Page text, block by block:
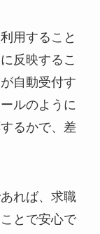
用すること
反映するこ
自動受付す
ルのように
るかで、差
れば、求職
とで安心で